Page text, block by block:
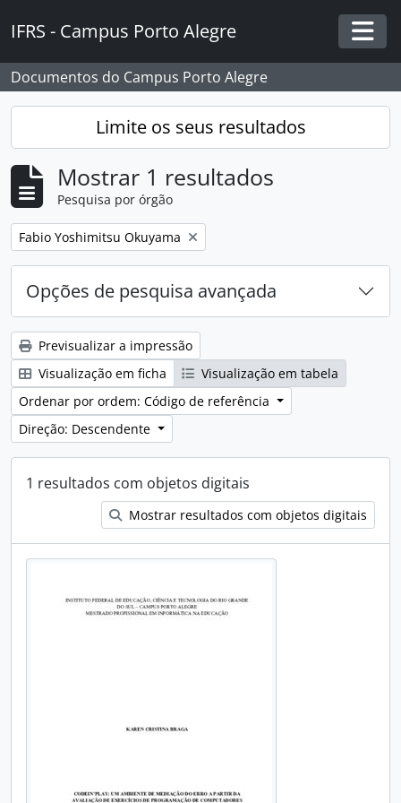
IFRS - Campus Porto Alegre
Documentos do Campus Porto Alegre
Limite os seus resultados
Mostrar 1 resultados
Pesquisa por órgão
Remover filtro:
Fabio Yoshimitsu Okuyama
Opções de pesquisa avançada
Previsualizar a impressão
Visualização em ficha
Visualização em tabela
Ordenar por ordem: Código de referência
Direção: Descendente
1 resultados com objetos digitais
Mostrar resultados com objetos digitais